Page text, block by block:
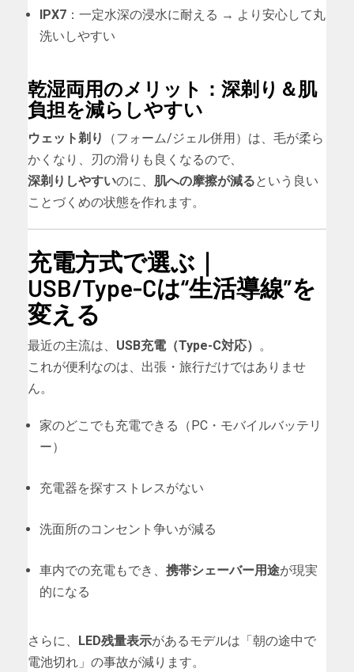
IPX7 ：一定水深の浸水に耐える → より安心して丸
洗いしやすい
乾湿両用のメリット：深剃り＆肌
負担を減らしやすい
ウェット剃り
（フォーム/ジェル併用）は、毛が柔ら
かくなり、刃の滑りも良くなるので、
深剃りしやすいのに、 肌への摩擦が減るという良い
ことづくめの状態を作れます。
充電方式で選ぶ｜
USB/Type-Cは“生活導線”を
変える
最近の主流は、 USB充電（Type-C対応） 。
これが便利なのは、出張・旅行だけではありませ
ん。
家のどこでも充電できる（PC・モバイルバッテリ
ー）
充電器を探すストレスがない
洗面所のコンセント争いが減る
車内での充電もでき、 携帯シェーバー用途が現実
的になる
さらに、 LED残量表示があるモデルは「朝の途中で
電池切れ」の事故が減ります。